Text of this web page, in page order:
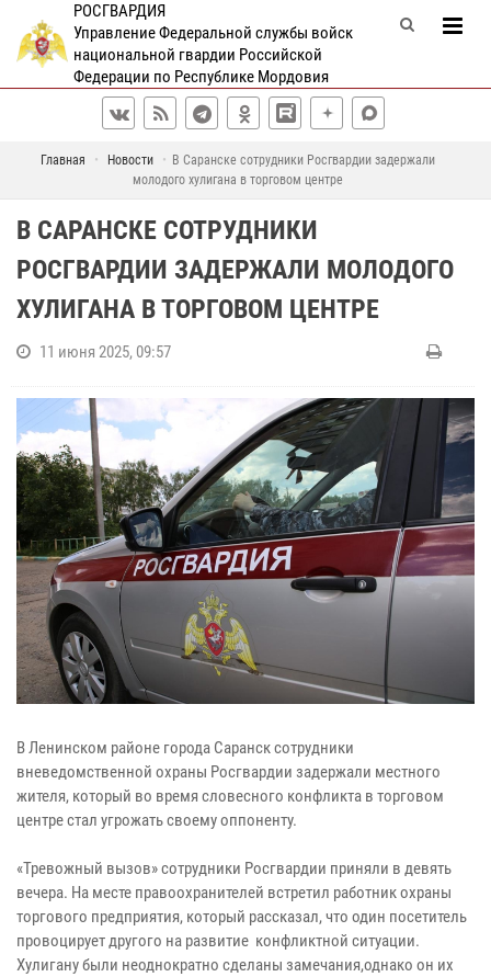
РОСГВАРДИЯ
Управление Федеральной службы войск
национальной гвардии Российской
Федерации по Республике Мордовия
Главная Новости
В Саранске сотрудники Росгвардии задержали
молодого хулигана в торговом центре
В САРАНСКЕ СОТРУДНИКИ
РОСГВАРДИИ ЗАДЕРЖАЛИ МОЛОДОГО
ХУЛИГАНА В ТОРГОВОМ ЦЕНТРЕ
11 июня 2025, 09:57
В Ленинском районе города Саранск сотрудники
вневедомственной охраны Росгвардии задержали местного
жителя, который во время словесного конфликта в торговом
центре стал угрожать своему оппоненту.
«Тревожный вызов» сотрудники Росгвардии приняли в девять
вечера. На месте правоохранителей встретил работник охраны
торгового предприятия, который рассказал, что один посетитель
провоцирует другого на развитие конфликтной ситуации.
Хулигану были неоднократно сделаны замечания,однако он их